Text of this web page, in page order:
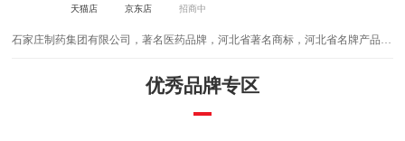
天猫店 京东店 招商中
石家庄制药集团有限公司，著名医药品牌，河北省著名商标，河北省名牌产品，
牌，是全国医药行业首家以强强联合方式组建的特大型制药企。
优秀品牌专区